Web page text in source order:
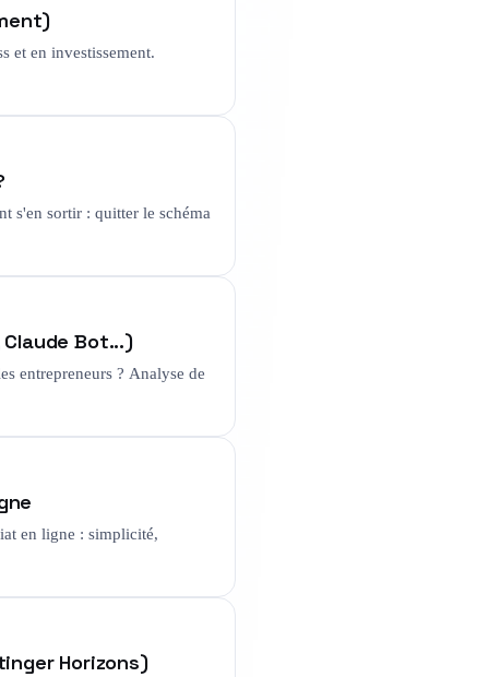
et en investissement.
s'en sortir : quitter le schéma
Bot...)
entrepreneurs ? Analyse de
en ligne : simplicité,
Horizons)